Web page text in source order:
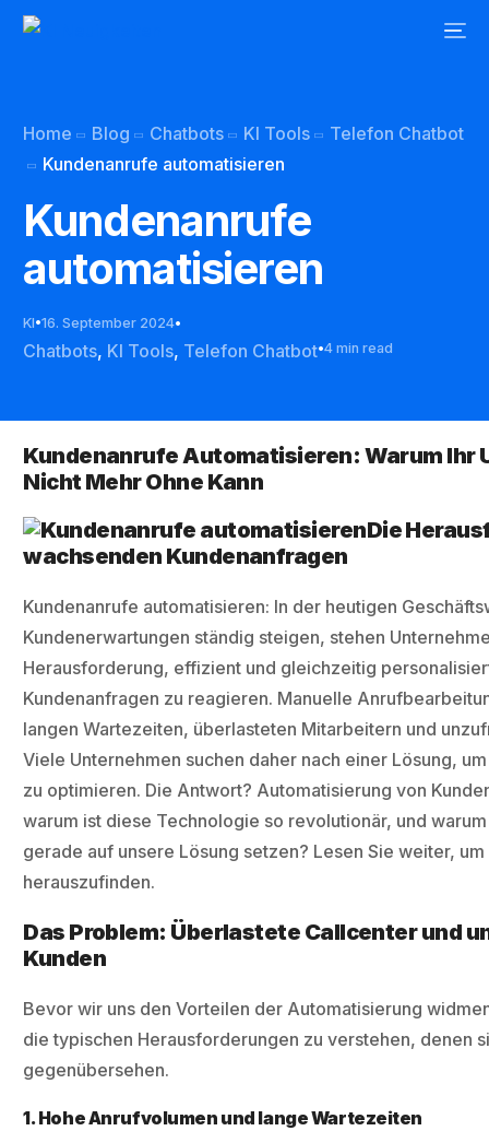
Home Blog Chatbots KI Tools
Telefon Chatbot
Kundenanrufe automatisieren
Kundenanrufe
automatisieren
KI 16. September 2024
Chatbots, KI Tools, Telefon Chatbot 4 min read
Kundenanrufe Automatisieren: Warum Ihr
Nicht Mehr Ohne Kann
Die
wachsenden Kundenanfragen
Kundenanrufe automatisieren: In der heutigen
Kundenerwartungen ständig steigen, stehen
Herausforderung, effizient und gleichzeitig
Kundenanfragen zu reagieren. Manuelle
langen Wartezeiten, überlasteten Mitarbeitern und
Viele Unternehmen suchen daher nach einer Lösung,
zu optimieren. Die Antwort? Automatisierung von
warum ist diese Technologie so revolutionär, und
gerade auf unsere Lösung setzen? Lesen Sie weiter, um
herauszufinden.
Das Problem: Überlastete Callcenter und
Kunden
Bevor wir uns den Vorteilen der Automatisierung
die typischen Herausforderungen zu verstehen, denen
gegenübersehen.
1. Hohe Anrufvolumen und lange Wartezeiten